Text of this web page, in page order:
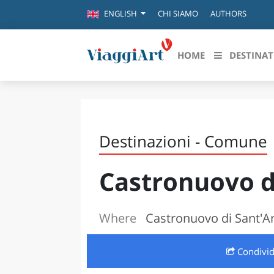
ENGLISH CHI SIAMO AUTHORS
HOME
VENEZIA
FIRENZE
NAPOLI
BOLOGNA
RIMINI
Destinazioni - Comune
Castronuovo
Where Castronuovo di